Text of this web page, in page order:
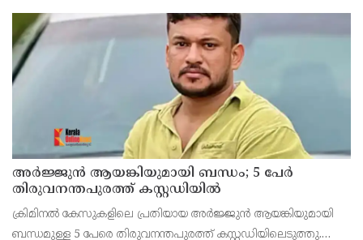
അർജ്ജുൻ ആയങ്കിയുമായി ബന്ധം; 5 പേർ
തിരുവനന്തപുരത്ത് കസ്റ്റഡിയിൽ
ക്രിമിനൽ കേസുകളിലെ പ്രതിയായ അർജ്ജുൻ ആയങ്കിയുമായി
ബന്ധമുള്ള 5 പേരെ തിരുവനന്തപുരത്ത് കസ്റ്റഡിയിലെടുത്തു.